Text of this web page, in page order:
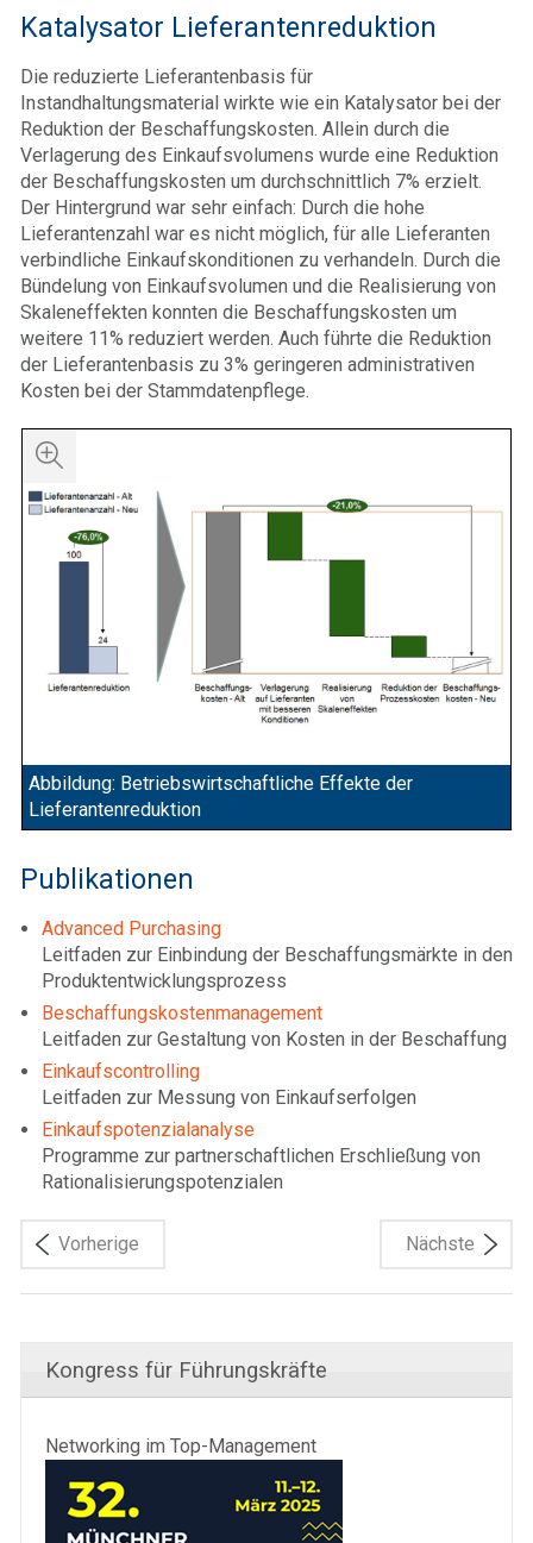
Katalysator Lieferantenreduktion
Die reduzierte Lieferantenbasis für
Instandhaltungsmaterial wirkte wie ein Katalysator bei der
Reduktion der Beschaffungskosten. Allein durch die
Verlagerung des Einkaufsvolumens wurde eine Reduktion
der Beschaffungskosten um durchschnittlich 7% erzielt.
Der Hintergrund war sehr einfach: Durch die hohe
Lieferantenzahl war es nicht möglich, für alle Lieferanten
verbindliche Einkaufskonditionen zu verhandeln. Durch die
Bündelung von Einkaufsvolumen und die Realisierung von
Skaleneffekten konnten die Beschaffungskosten um
weitere 11% reduziert werden. Auch führte die Reduktion
der Lieferantenbasis zu 3% geringeren administrativen
Kosten bei der Stammdatenpflege.
Abbildung: Betriebswirtschaftliche Effekte der
Lieferantenreduktion
Publikationen
Advanced Purchasing
Leitfaden zur Einbindung der Beschaffungsmärkte in den
Produktentwicklungsprozess
Beschaffungskostenmanagement
Leitfaden zur Gestaltung von Kosten in der Beschaffung
Einkaufscontrolling
Leitfaden zur Messung von Einkaufserfolgen
Einkaufspotenzialanalyse
Programme zur partnerschaftlichen Erschließung von
Rationalisierungspotenzialen
Vorherige Nächste
Kongress für Führungskräfte
Networking im Top-Management